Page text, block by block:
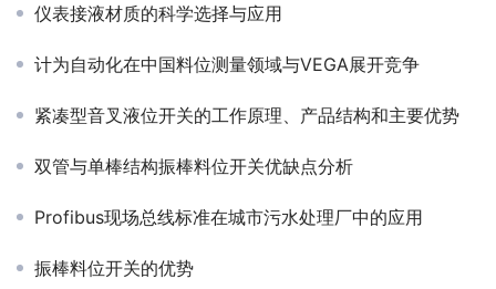
仪表接液材质的科学选择与应用
计为自动化在中国料位测量领域与VEGA展开竞争
紧凑型音叉液位开关的工作原理、产品结构和主要优势
双管与单棒结构振棒料位开关优缺点分析
​Profibus现场总线标准在城市污水处理厂中的应用
振棒料位开关的优势